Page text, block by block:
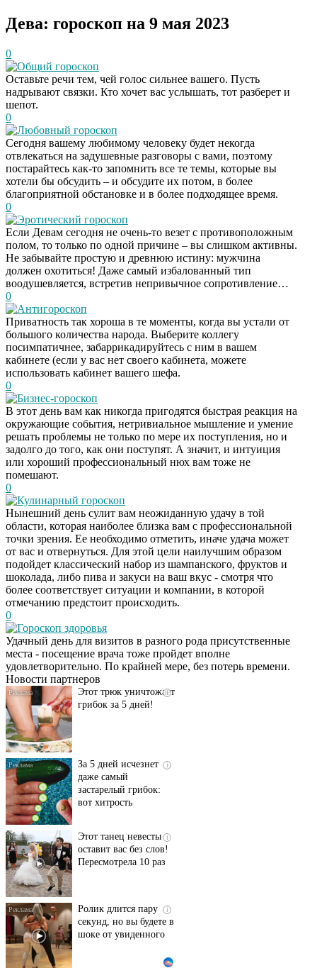
Дева: гороскоп на 9 мая 2023
0
Общий гороскоп
Оставьте речи тем, чей голос сильнее вашего. Пусть
надрывают связки. Кто хочет вас услышать, тот разберет и
шепот.
0
Любовный гороскоп
Сегодня вашему любимому человеку будет некогда
отвлекаться на задушевные разговоры с вами, поэтому
постарайтесь как-то запомнить все те темы, которые вы
хотели бы обсудить – и обсудите их потом, в более
благоприятной обстановке и в более подходящее время.
0
Эротический гороскоп
Если Девам сегодня не очень-то везет с противоположным
полом, то только по одной причине – вы слишком активны.
Не забывайте простую и древнюю истину: мужчина
должен охотиться! Даже самый избалованный тип
воодушевляется, встретив непривычное сопротивление…
0
Антигороскоп
Приватность так хороша в те моменты, когда вы устали от
большого количества народа. Выберите коллегу
посимпатичнее, забаррикадируйтесь с ним в вашем
кабинете (если у вас нет своего кабинета, можете
использовать кабинет вашего шефа.
0
Бизнес-гороскоп
В этот день вам как никогда пригодятся быстрая реакция на
окружающие события, нетривиальное мышление и умение
решать проблемы не только по мере их поступления, но и
задолго до того, как они поступят. А значит, и интуиция
или хороший профессиональный нюх вам тоже не
помешают.
0
Кулинарный гороскоп
Нынешний день сулит вам неожиданную удачу в той
области, которая наиболее близка вам с профессиональной
точки зрения. Ее необходимо отметить, иначе удача может
от вас и отвернуться. Для этой цели наилучшим образом
подойдет классический набор из шампанского, фруктов и
шоколада, либо пива и закуси на ваш вкус - смотря что
более соответствует ситуации и компании, в которой
отмечанию предстоит происходить.
0
Гороскоп здоровья
Удачный день для визитов в разного рода присутственные
места - посещение врача тоже пройдет вполне
удовлетворительно. По крайней мере, без потерь времени.
Новости партнеров
запущенный грибок
исчезнет с корнем,
если перед сном…
i
Этот трюк уничтожает
грибок за 5 дней!
i
За 5 дней исчезнет
даже самый
застарелый грибок:
вот хитрость
i
Этот танец невесты
оставит вас без слов!
Пересмотрела 10 раз
i
Ролик длится пару
секунд, но вы будете в
шоке от увиденного